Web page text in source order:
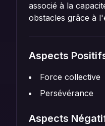
associé à la
obstacles grâce à
Aspects
Force collective
Persévérance
Aspects